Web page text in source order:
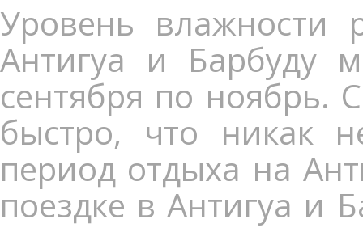
Уровень влажности
Антигуа и Барбуду
сентября по ноябрь.
быстро, что никак
период отдыха на
поездке в Антигуа и